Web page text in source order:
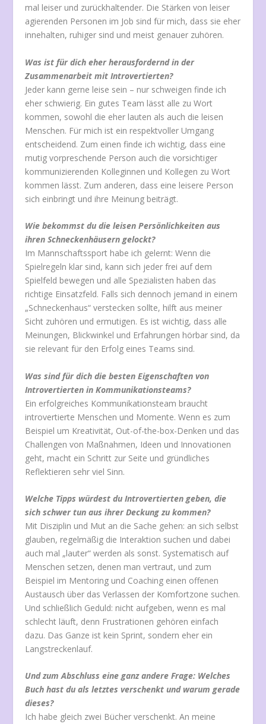
mal leiser und zurückhaltender. Die Stärken von leiser
agierenden Personen im Job sind für mich, dass sie eher
innehalten, ruhiger sind und meist genauer zuhören.
Was ist für dich eher herausfordernd in der
Zusammenarbeit mit Introvertierten?
Jeder kann gerne leise sein – nur schweigen finde ich
eher schwierig. Ein gutes Team lässt alle zu Wort
kommen, sowohl die eher lauten als auch die leisen
Menschen. Für mich ist ein respektvoller Umgang
entscheidend. Zum einen finde ich wichtig, dass eine
mutig vorpreschende Person auch die vorsichtiger
kommunizierenden Kolleginnen und Kollegen zu Wort
kommen lässt. Zum anderen, dass eine leisere Person
sich einbringt und ihre Meinung beiträgt.
Wie bekommst du die leisen Persönlichkeiten aus
ihren Schneckenhäusern gelockt?
Im Mannschaftssport habe ich gelernt: Wenn die
Spielregeln klar sind, kann sich jeder frei auf dem
Spielfeld bewegen und alle Spezialisten haben das
richtige Einsatzfeld. Falls sich dennoch jemand in einem
„Schneckenhaus“ verstecken sollte, hilft aus meiner
Sicht zuhören und ermutigen. Es ist wichtig, dass alle
Meinungen, Blickwinkel und Erfahrungen hörbar sind, da
sie relevant für den Erfolg eines Teams sind.
Was sind für dich die besten Eigenschaften von
Introvertierten in Kommunikationsteams?
Ein erfolgreiches Kommunikationsteam braucht
introvertierte Menschen und Momente. Wenn es zum
Beispiel um Kreativität, Out-of-the-box-Denken und das
Challengen von Maßnahmen, Ideen und Innovationen
geht, macht ein Schritt zur Seite und gründliches
Reflektieren sehr viel Sinn.
Welche Tipps würdest du Introvertierten geben, die
sich schwer tun aus ihrer Deckung zu kommen?
Mit Disziplin und Mut an die Sache gehen: an sich selbst
glauben, regelmäßig die Interaktion suchen und dabei
auch mal „lauter“ werden als sonst. Systematisch auf
Menschen setzen, denen man vertraut, und zum
Beispiel im Mentoring und Coaching einen offenen
Austausch über das Verlassen der Komfortzone suchen.
Und schließlich Geduld: nicht aufgeben, wenn es mal
schlecht läuft, denn Frustrationen gehören einfach
dazu. Das Ganze ist kein Sprint, sondern eher ein
Langstreckenlauf.
Und zum Abschluss eine ganz andere Frage: Welches
Buch hast du als letztes verschenkt und warum gerade
dieses?
Ich habe gleich zwei Bücher verschenkt. An meine